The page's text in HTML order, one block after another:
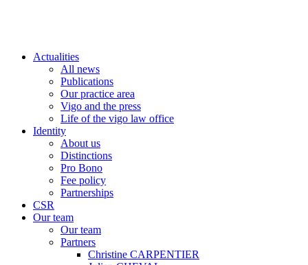
Actualities
All news
Publications
Our practice area
Vigo and the press
Life of the vigo law office
Identity
About us
Distinctions
Pro Bono
Fee policy
Partnerships
CSR
Our team
Our team
Partners
Christine CARPENTIER